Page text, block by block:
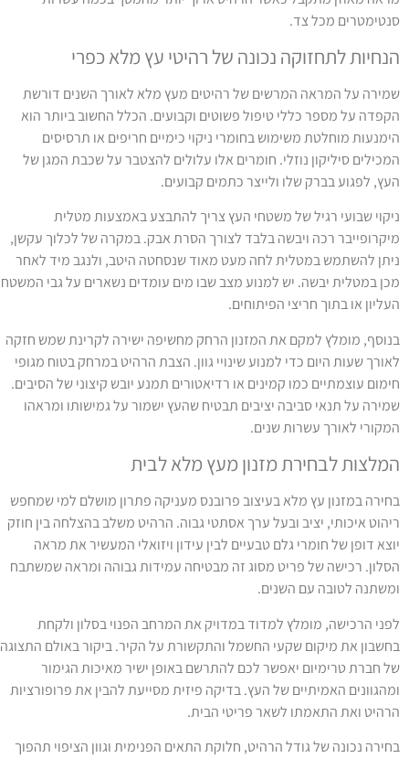
מכל צד.
לתחזוקה נכונה של רהיטי עץ מלא כפרי
על המראה המרשים של רהיטים מעץ מלא לאורך השנים דורשת
על מספר כללי טיפול פשוטים וקבועים. הכלל החשוב ביותר הוא
מוחלטת משימוש בחומרי ניקוי כימיים חריפים או תרסיסים
סיליקון נוזלי. חומרים אלו עלולים להצטבר על שכבת המגן של
לפגוע בברק שלו ולייצר כתמים קבועים.
שבועי רגיל של משטחי העץ צריך להתבצע באמצעות מטלית
רכה ויבשה בלבד לצורך הסרת אבק. במקרה של לכלוך עקשן,
להשתמש במטלית לחה מעט מאוד שנסחטה היטב, ולנגב מיד לאחר
במטלית יבשה. יש למנוע מצב שבו מים עומדים נשארים על גבי המשטח
או בתוך חריצי הפיתוחים.
מומלץ למקם את המזנון הרחק מחשיפה ישירה לקרינת שמש חזקה
שעות היום כדי למנוע שינויי גוון. הצבת הרהיט במרחק בטוח מגופי
עוצמתיים כמו קמינים או רדיאטורים תמנע יובש קיצוני של הסיבים.
על תנאי סביבה יציבים תבטיח שהעץ ישמור על גמישותו ומראהו
לאורך עשרות שנים.
לבחירת מזנון מעץ מלא לבית
במזנון עץ מלא בעיצוב פרובנס מעניקה פתרון מושלם למי שמחפש
איכותי, יציב ובעל ערך אסתטי גבוה. הרהיט משלב בהצלחה בין חוזק
דופן של חומרי גלם טבעיים לבין עידון ויזואלי המעשיר את מראה
רכישה של פריט מסוג זה מבטיחה עמידות גבוהה ומראה שמשתבח
לטובה עם השנים.
הרכישה, מומלץ למדוד במדויק את המרחב הפנוי בסלון ולקחת
את מיקום שקעי החשמל והתקשורת על הקיר. ביקור באולם התצוגה
חברת טרימיום יאפשר לכם להתרשם באופן ישיר מאיכות הגימור
האמיתיים של העץ. בדיקה פיזית מסייעת להבין את פרופורציות
ואת התאמתו לשאר פריטי הבית.
נכונה של גודל הרהיט, חלוקת התאים הפנימית וגוון הציפוי תהפוך